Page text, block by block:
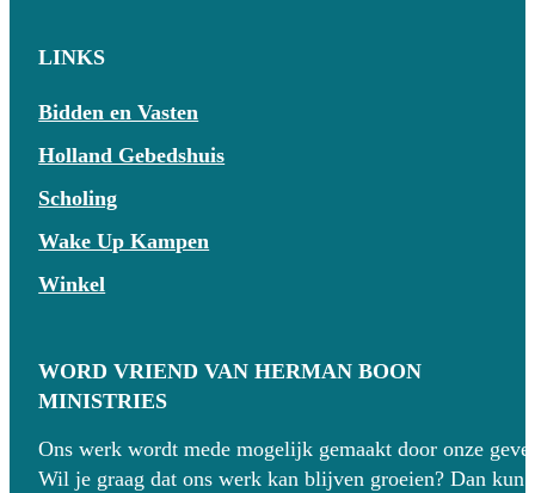
LINKS
Bidden en Vasten
Holland Gebedshuis
Scholing
Wake Up Kampen
Winkel
WORD VRIEND VAN HERMAN BOON
MINISTRIES
Ons werk wordt mede mogelijk gemaakt door onze
Wil je graag dat ons werk kan blijven groeien? Dan kun